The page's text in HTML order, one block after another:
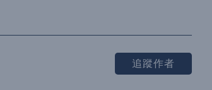
追蹤作者